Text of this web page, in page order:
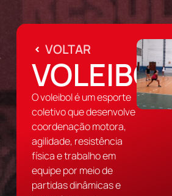
VOLTAR
VOLEIBOL
O voleibol é um esporte
coletivo que desenvolve
coordenação motora,
agilidade, resistência
física e trabalho em
equipe por meio de
partidas dinâmicas e